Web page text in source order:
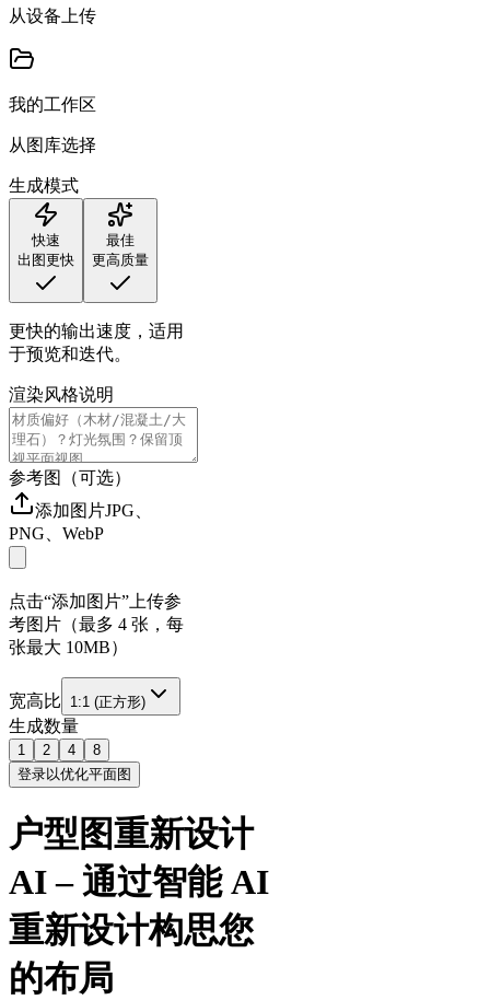
从设备上传
我的工作区
从图库选择
生成模式
快速
出图更快
最佳
更高质量
更快的输出速度，适用
于预览和迭代。
渲染风格说明
参考图（可选）
添加图片JPG、
PNG、WebP
点击“添加图片”上传参
考图片（最多 4 张，每
张最大 10MB）
宽高比 1:1 (正方形)
生成数量
1 2 4
8
登录以优化平面图
户型图重新设计
AI – 通过智能 AI
重新设计构思您
的布局